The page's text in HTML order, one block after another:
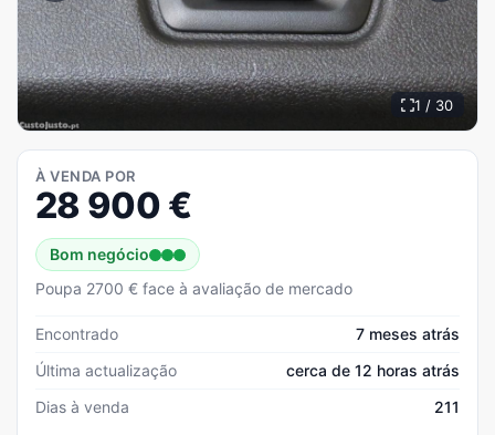
1 / 30
À VENDA POR
28 900 €
Bom negócio
Poupa 2700 € face à avaliação de mercado
Encontrado
7 meses atrás
Última actualização
cerca de 12 horas atrás
Dias à venda
211